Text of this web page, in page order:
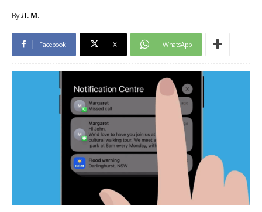
ByЛ. М.
Facebook X WhatsApp